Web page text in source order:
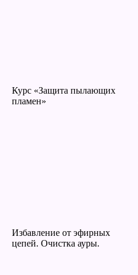
Курс «Защита пылающих
пламен»
Избавление от эфирных
цепей. Очистка ауры.